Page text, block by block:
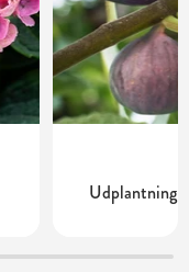
Udplantning